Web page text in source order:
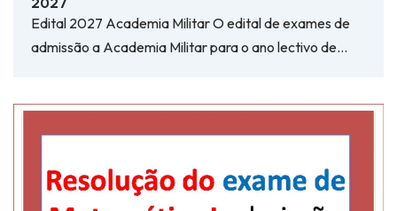
Edital 2027 Academia Militar O edital de exames de
admissão a Academia Militar para o ano lectivo de…